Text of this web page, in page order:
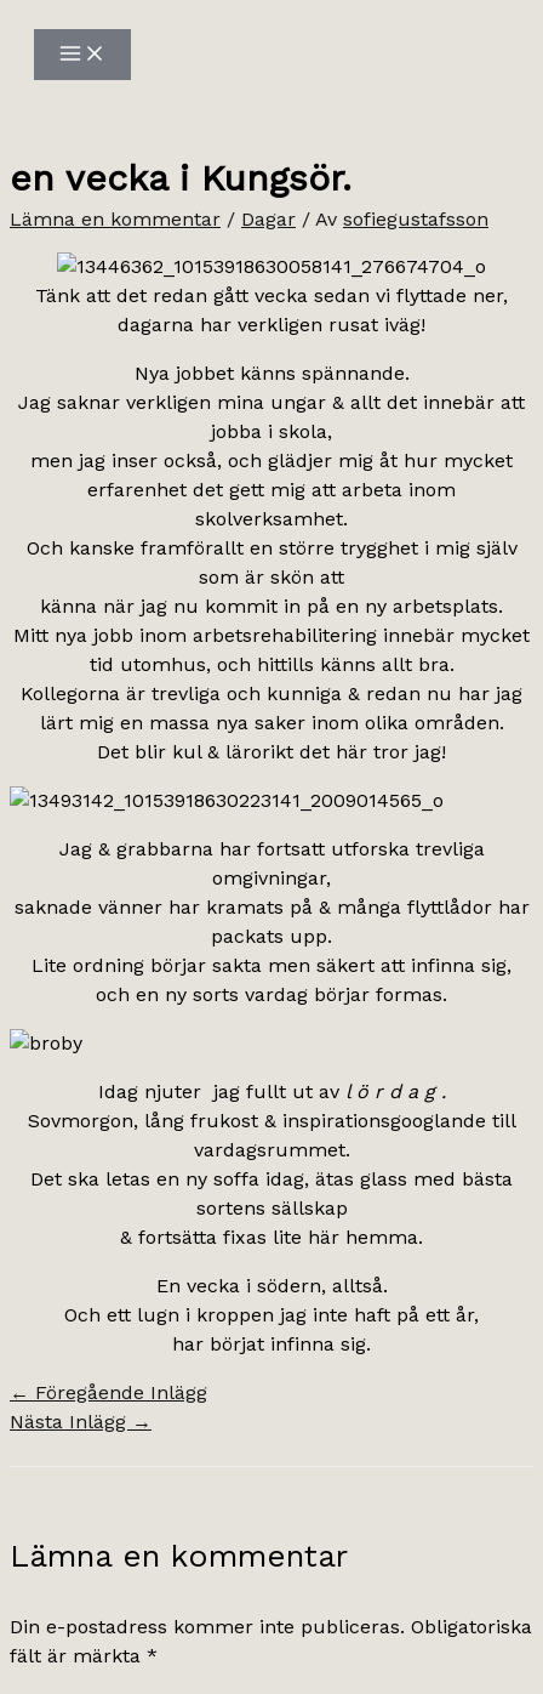
innehåll
en vecka i Kungsör.
Lämna en kommentar / Dagar / Av sofiegustafsson
Tänk att det redan gått vecka sedan vi flyttade ner,
dagarna har verkligen rusat iväg!
Nya jobbet känns spännande.
Jag saknar verkligen mina ungar & allt det innebär att
jobba i skola,
men jag inser också, och glädjer mig åt hur mycket
erfarenhet det gett mig att arbeta inom
skolverksamhet.
Och kanske framförallt en större trygghet i mig själv
som är skön att
känna när jag nu kommit in på en ny arbetsplats.
Mitt nya jobb inom arbetsrehabilitering innebär mycket
tid utomhus, och hittills känns allt bra.
Kollegorna är trevliga och kunniga & redan nu har jag
lärt mig en massa nya saker inom olika områden.
Det blir kul & lärorikt det här tror jag!
Jag & grabbarna har fortsatt utforska trevliga
omgivningar,
saknade vänner har kramats på & många flyttlådor har
packats upp.
Lite ordning börjar sakta men säkert att infinna sig,
och en ny sorts vardag börjar formas.
Idag njuter jag fullt ut av l ö r d a g .
Sovmorgon, lång frukost & inspirationsgooglande till
vardagsrummet.
Det ska letas en ny soffa idag, ätas glass med bästa
sortens sällskap
& fortsätta fixas lite här hemma.
En vecka i södern, alltså.
Och ett lugn i kroppen jag inte haft på ett år,
har börjat infinna sig.
← Föregående Inlägg
Nästa Inlägg →
Lämna en kommentar
Din e-postadress kommer inte publiceras. Obligatoriska
fält är märkta *